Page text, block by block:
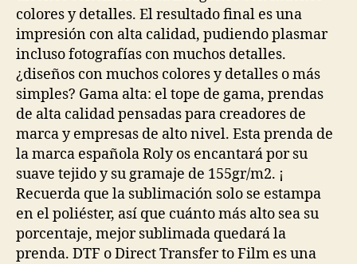
colores y detalles. El resultado final es una
impresión con alta calidad, pudiendo plasmar
incluso fotografías con muchos detalles.
¿diseños con muchos colores y detalles o más
simples? Gama alta: el tope de gama, prendas
de alta calidad pensadas para creadores de
marca y empresas de alto nivel. Esta prenda de
la marca española Roly os encantará por su
suave tejido y su gramaje de 155gr/m2. ¡
Recuerda que la sublimación solo se estampa
en el poliéster, así que cuánto más alto sea su
porcentaje, mejor sublimada quedará la
prenda. DTF o Direct Transfer to Film es una